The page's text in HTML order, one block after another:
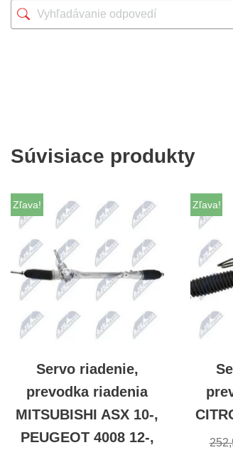
Súvisiace produkty
Zľava!
Servo riadenie,
prevodka riadenia
MITSUBISHI ASX 10-,
PEUGEOT 4008 12-,
Zľava!